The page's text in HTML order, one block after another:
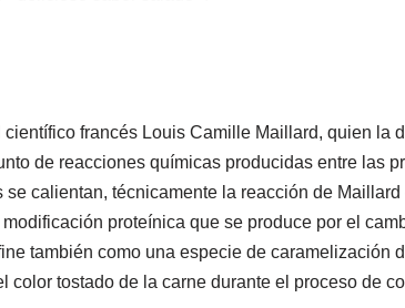
francés Louis Camille Maillard, quien la
de reacciones químicas producidas entre las
se calientan, técnicamente la reacción de
modificación proteínica que se produce por el
también como una especie de caramelización
color tostado de la carne durante el proceso de